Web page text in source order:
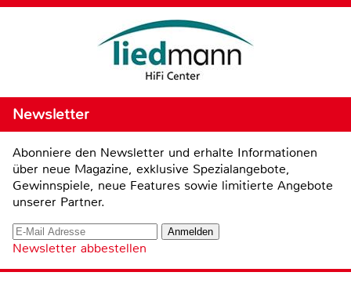
Newsletter
Abonniere den Newsletter und erhalte Informationen
über neue Magazine, exklusive Spezialangebote,
Gewinnspiele, neue Features sowie limitierte Angebote
unserer Partner.
Newsletter abbestellen